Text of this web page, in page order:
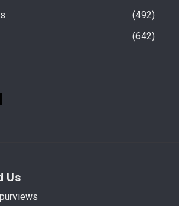
492
642
Us